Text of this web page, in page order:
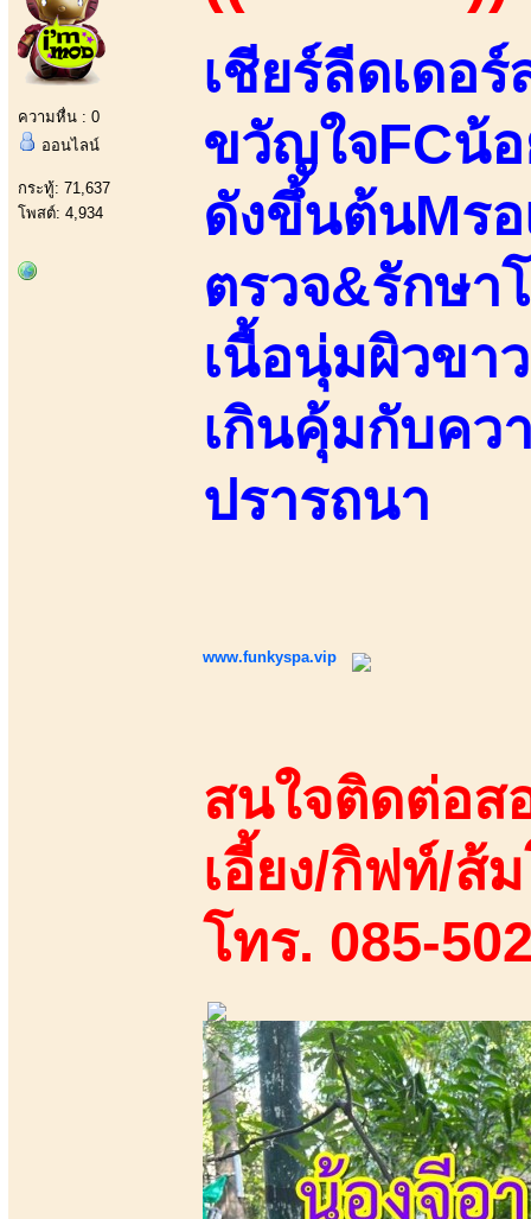
ความหื่น : 0
ออนไลน์
กระทู้: 71,637
โพสต์: 4,934
เชียร์ลีดเดอ
ขวัญใจFCน้
ดังขึ้นต้นMร
ตรวจ&รักษา
เนื้อนุ่มผิวขา
เกินคุ้มกับคว
ปรารถนา
www.funkyspa.vip
สนใจติดต่อส
เอี้ยง/กิฟท์/ส้
โทร. 085-